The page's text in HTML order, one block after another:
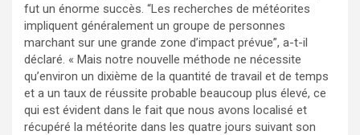
fut un énorme succès. “Les recherches de météorites
impliquent généralement un groupe de personnes
marchant sur une grande zone d’impact prévue”, a-t-il
déclaré. « Mais notre nouvelle méthode ne nécessite
qu’environ un dixième de la quantité de travail et de temps
et a un taux de réussite probable beaucoup plus élevé, ce
qui est évident dans le fait que nous avons localisé et
récupéré la météorite dans les quatre jours suivant son